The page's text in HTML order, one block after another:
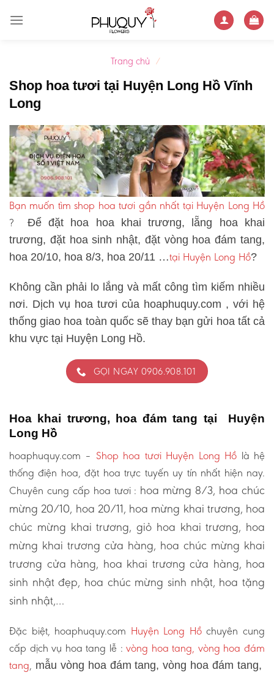
Trang chủ /
Shop hoa tươi tại Huyện Long Hồ Vĩnh
Long
Bạn muốn tìm shop hoa tươi gần nhất tại Huyện Long Hồ
? Để đặt hoa hoa khai trương, lẵng hoa khai
trương, đặt hoa sinh nhật, đặt vòng hoa đám tang,
hoa 20/10, hoa 8/3, hoa 20/11 …tại Huyện Long Hồ?
Không cần phải lo lắng và mất công tìm kiếm nhiều
nơi. Dịch vụ hoa tươi của hoaphuquy.com , với hệ
thống giao hoa toàn quốc sẽ thay bạn gửi hoa tất cả
khu vực tại Huyện Long Hồ.
GỌI NGAY 0906.908.101
Hoa khai trương, hoa đám tang tại Huyện
Long Hồ
hoaphuquy.com – Shop hoa tươi Huyện Long Hồ là hệ
thống điện hoa, đặt hoa trực tuyến uy tín nhất hiện nay.
Chuyên cung cấp hoa tươi : hoa mừng 8/3, hoa chúc
mừng 20/10, hoa 20/11, hoa mừng khai trương, hoa
chúc mừng khai trương, giỏ hoa khai trương, hoa
mừng khai trương cửa hàng, hoa chúc mừng khai
trương cửa hàng, hoa khai trương cửa hàng, hoa
sinh nhật đẹp, hoa chúc mừng sinh nhật, hoa tặng
sinh nhật,…
Đặc biệt, hoaphuquy.com Huyện Long Hồchuyên cung
cấp dịch vụ hoa tang lễ :vòng hoa tang, vòng hoa đám
tang, mẫu vòng hoa đám tang, vòng hoa đám tang,